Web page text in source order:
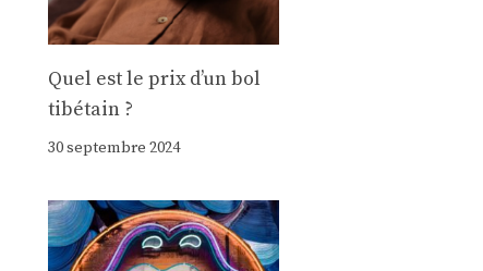
Quel est le prix d’un bol
tibétain ?
30 septembre 2024